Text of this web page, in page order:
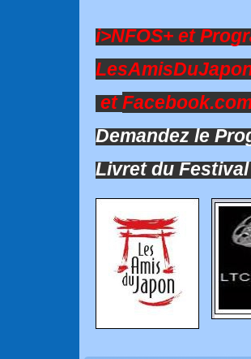
i>NFOS+ et
et
Demandez le
Livret du